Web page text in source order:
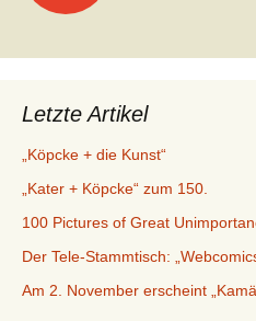
Letzte Artikel
„Köpcke + die Kunst“
„Kater + Köpcke“ zum 150.
100 Pictures of Great
Der Tele-Stammtisch:
Am 2. November erscheint